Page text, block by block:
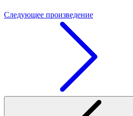
Следующее произведение